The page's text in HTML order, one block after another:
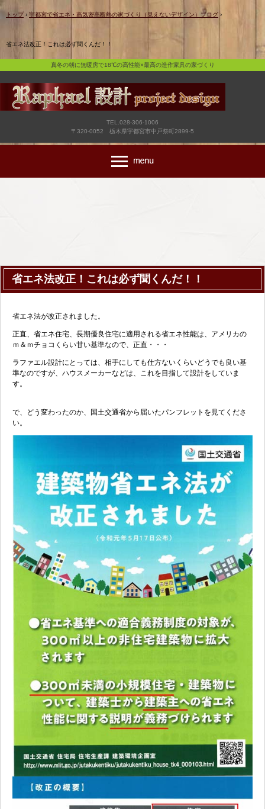
真冬の朝に無暖房で18℃の高性能×最高の造作家具の家づくり
トップ › 宇都宮で省エネ・高気密高断熱の家づくり（見えないデザイン）ブログ ›
省エネ法改正！これは必ず聞くんだ！！
真冬の朝に無暖房で18℃の高性能×最高の造作家具の家づくり
TEL.028-306-1006
〒320-0052 栃木県宇都宮市中戸祭町2899-5
省エネ法改正！これは必ず聞くんだ！！
省エネ法が改正されました。
正直、省エネ住宅、長期優良住宅に適用される省エネ性能は、アメリカの
ｍ＆ｍチョコくらい甘い基準なので、正直・・・
ラファエル設計にとっては、相手にしても仕方ないくらいどうでも良い基
準なのですが、ハウスメーカーなどは、これを目指して設計をしていま
す。
で、どう変わったのか、国土交通省から届いたパンフレットを見てくださ
い。